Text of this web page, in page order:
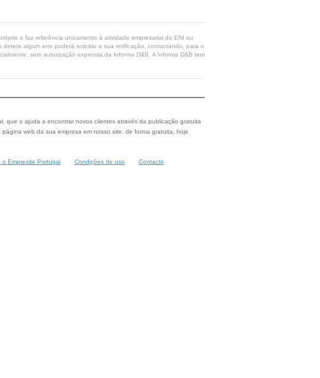
e faz referência unicamente à atividade empresarial do ENI ou
algum erro poderá solicitar a sua retificação, contactando, para o
sem autorização expressa da Informa D&B. A Informa D&B tem
que o ajuda a encontrar novos clientes através da publicação gratuita
web da sua empresa em nosso site, de forma gratuita, hoje
o Empresite Portugal Condições de uso Contacto